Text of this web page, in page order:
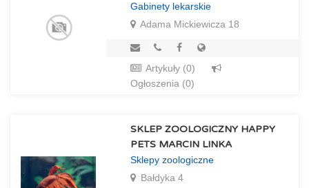
Gabinety lekarskie
Adama Mickiewicza 18
Artykuły (0)
Ogłoszenia (0)
SKLEP ZOOLOGICZNY HAPPY
PETS MARCIN LINKA
Sklepy zoologiczne
Bałdyka 4